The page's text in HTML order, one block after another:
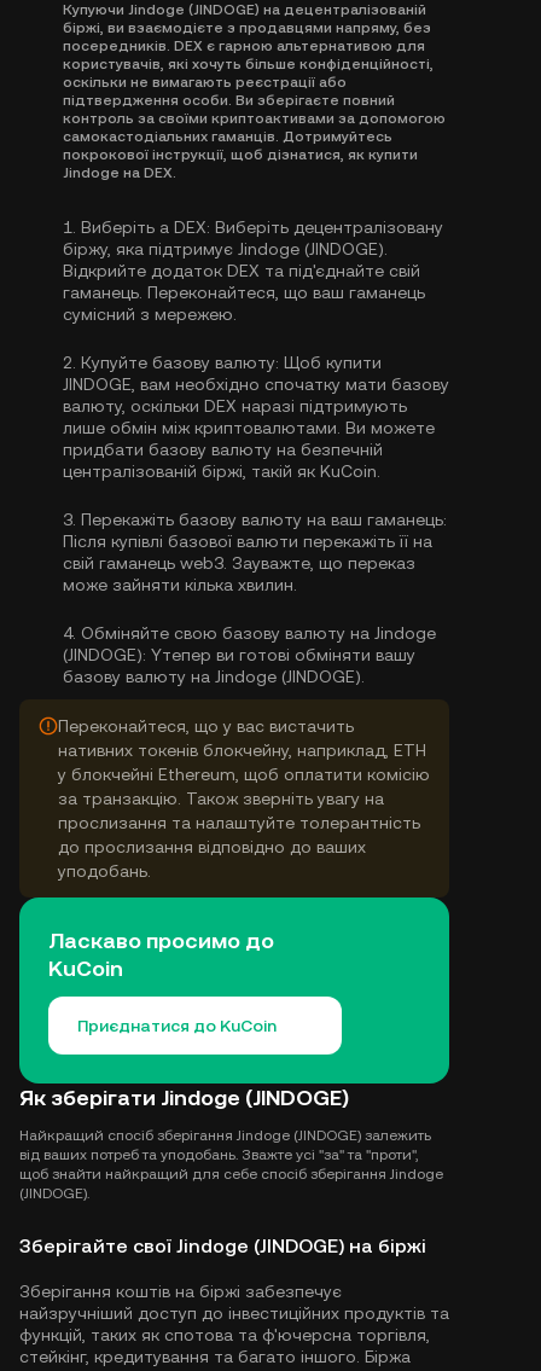
Купуючи Jindoge (JINDOGE) на децентралізованій
біржі, ви взаємодієте з продавцями напряму, без
посередників. DEX є гарною альтернативою для
користувачів, які хочуть більше конфіденційності,
оскільки не вимагають реєстрації або
підтвердження особи. Ви зберігаєте повний
контроль за своїми криптоактивами за допомогою
самокастодіальних гаманців. Дотримуйтесь
покрокової інструкції, щоб дізнатися, як купити
Jindoge на DEX.
1. Виберіть a DEX: Виберіть децентралізовану
біржу, яка підтримує Jindoge (JINDOGE).
Відкрийте додаток DEX та під'єднайте свій
гаманець. Переконайтеся, що ваш гаманець
сумісний з мережею.
2. Купуйте базову валюту: Щоб купити
JINDOGE, вам необхідно спочатку мати базову
валюту, оскільки DEX наразі підтримують
лише обмін між криптовалютами. Ви можете
придбати базову валюту на безпечній
централізованій біржі, такій як KuCoin.
3. Перекажіть базову валюту на ваш гаманець:
Після купівлі базової валюти перекажіть її на
свій гаманець web3. Зауважте, що переказ
може зайняти кілька хвилин.
4. Обміняйте свою базову валюту на Jindoge
(JINDOGE): Yтепер ви готові обміняти вашу
базову валюту на Jindoge (JINDOGE).
Переконайтеся, що у вас вистачить
нативних токенів блокчейну, наприклад, ETH
у блокчейні Ethereum, щоб оплатити комісію
за транзакцію. Також зверніть увагу на
прослизання та налаштуйте толерантність
до прослизання відповідно до ваших
уподобань.
Ласкаво просимо до
KuCoin
Приєднатися до KuCoin
Як зберігати Jindoge (JINDOGE)
Найкращий спосіб зберігання Jindoge (JINDOGE) залежить
від ваших потреб та уподобань. Зважте усі "за" та "проти",
щоб знайти найкращий для себе спосіб зберігання Jindoge
(JINDOGE).
Зберігайте свої Jindoge (JINDOGE) на біржі
Зберігання коштів на біржі забезпечує
найзручніший доступ до інвестиційних продуктів та
функцій, таких як спотова та ф'ючерсна торгівля,
стейкінг, кредитування та багато іншого. Біржа